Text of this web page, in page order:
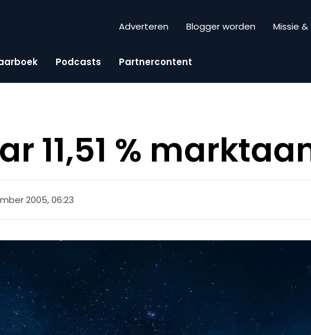
Adverteren Blogger worden Missie &
Podcasts Partnercontent
11,51 %
2005, 06:23